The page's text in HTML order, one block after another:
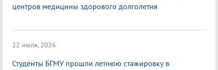
центров медицины здорового долголетия
22 июля, 2026
Студенты БГМУ прошли летнюю стажировку в